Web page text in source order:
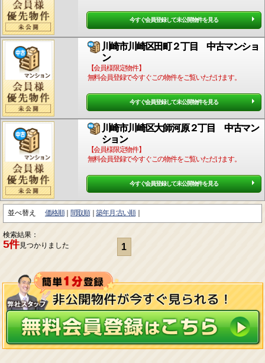
今すぐ会員登録して未公開物件を見る
川崎市川崎区田町２丁目 中古マンショ
ン
【会員様限定物件】
無料会員登録で今すぐこの物件をご覧いただけます。
今すぐ会員登録して未公開物件を見る
川崎市川崎区大師河原２丁目 中古マン
ション
【会員様限定物件】
無料会員登録で今すぐこの物件をご覧いただけます。
今すぐ会員登録して未公開物件を見る
並べ替え 価格順 間取順 築年月:古い順
検索結果：
5件見つかりました 1